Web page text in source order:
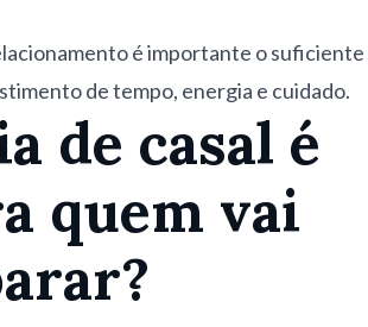
é importante o suficiente
de tempo, energia e cuidado.
de casal é
quem vai